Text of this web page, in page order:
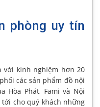
phòng uy tín
với kinh nghiệm hơn 20
các sản phẩm đồ nội
Hòa Phát, Fami và Nội
cho quý khách những